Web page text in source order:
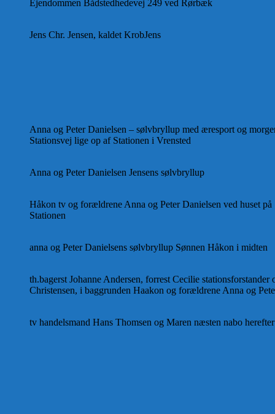
Ejendommen Bådstedhedevej 249 ved Rørbæk
Jens Chr. Jensen, kaldet KrobJens
Anna og Peter Danielsen – sølvbryllup med æresport og
Stationsvej lige op af Stationen i Vrensted
Anna og Peter Danielsen Jensens sølvbryllup
Håkon tv og forældrene Anna og Peter Danielsen ved huset på
Stationen
anna og Peter Danielsens sølvbryllup Sønnen Håkon i midten
th.bagerst Johanne Andersen, forrest Cecilie stationsforstander
Christensen, i baggrunden Haakon og forældrene Anna og
tv handelsmand Hans Thomsen og Maren næsten nabo